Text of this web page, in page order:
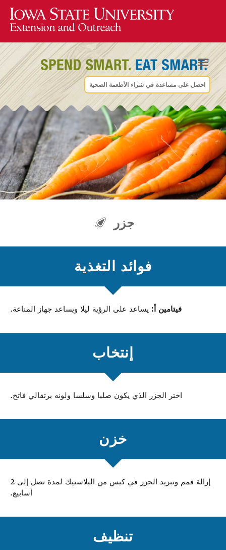
احصل على مساعدة في شراء الأطعمة الصحية
جزر
فوائد التغذية
فيتامين أ: يساعد على الرؤية ليلا ويساعد جهاز المناعة.
إنتخاب
اختر الجزر الذي يكون صلبا وسلسا ولونه برتقالي فاتح.
خزن
إزالة قمم وتبريد الجزر في كيس من البلاستيك لمدة تصل إلى 2
أسابيع.
تنظيف